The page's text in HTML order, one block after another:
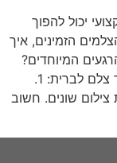
יכול להפוך
הזמינים, איך
המיוחדים?
להלן כמה דגשים חשובים שיעזרו לכם לבחור צלם לברית: 1.
צילום שונים. חשוב